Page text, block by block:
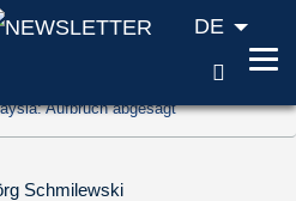
(Accesskey '1')
(Accesskey '2')
(Accesskey '3')
DE
Aufbruch abgesagt
Schmilewski